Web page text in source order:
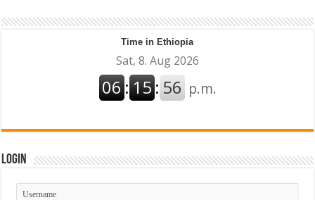
Time in Ethiopia
Login